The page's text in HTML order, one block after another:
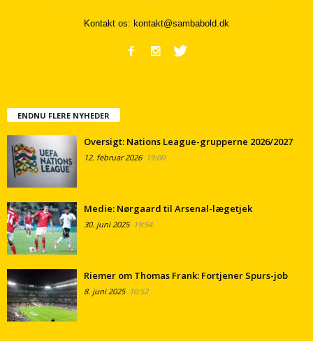
Kontakt os: kontakt@sambabold.dk
ENDNU FLERE NYHEDER
Oversigt: Nations League-grupperne 2026/2027
12. februar 202619:00
Medie: Nørgaard til Arsenal-lægetjek
30. juni 202519:54
Riemer om Thomas Frank: Fortjener Spurs-job
8. juni 202510:52